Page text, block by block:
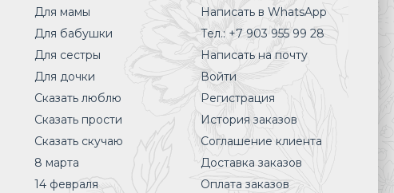
Для мамы
Для бабушки
Для сестры
Для дочки
Сказать люблю
Сказать прости
Сказать скучаю
8 марта
14 февраля
Написать в WhatsApp
Тел.: +7 903 955 99 28
Написать на почту
Войти
Регистрация
История заказов
Соглашение клиента
Доставка заказов
Оплата заказов